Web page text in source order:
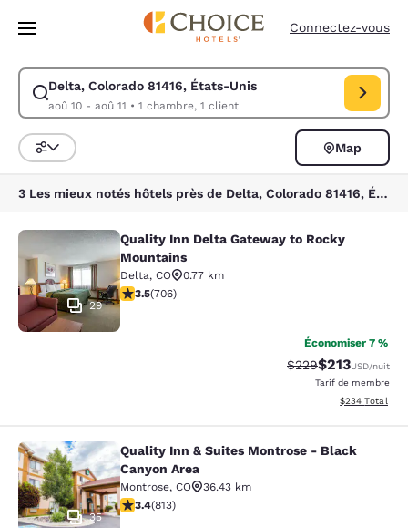
Passer à Contenu Principal
Connectez-vous
Delta, Colorado 81416, États-Unis
aoû 10 - aoû 11 • 1 chambre, 1 client
Modifiez la recherche pour Delta, Colorado 81416, États-Unis. Date
Trier et filtrer
Map
3 Les mieux notés hôtels près de Delta, Colorado 81416, États-Unis
Quality Inn Delta Gateway to
29
Quality Inn Delta Gateway to Rocky
Mountains
Delta, CO
0.77 km
3.46 étoiles. Bien. 706 commentaires
3.5(706)
Économiser 7 %
Tarif barré :
$229Tarif réduit :
$213USD/nuit
Tarif de membre
Afficher les
$234 Total
Quality Inn & Suites Montrose -
35
Quality Inn & Suites Montrose - Black
Canyon Area
Montrose, CO
36.43 km
3.4 étoiles. Bien. 813 commentaires
3.4(813)